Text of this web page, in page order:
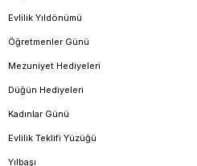
Evlilik Yıldönümü
Öğretmenler Günü
Mezuniyet Hediyeleri
Düğün Hediyeleri
Kadınlar Günü
Evlilik Teklifi Yüzüğü
Yılbaşı